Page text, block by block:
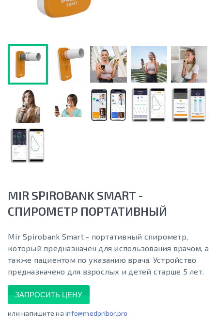
MIR SPIROBANK SMART -
СПИРОМЕТР ПОРТАТИВНЫЙ
Mir Spirobank Smart - портативный спирометр,
который предназначен для использования врачом, а
также пациентом по указанию врача. Устройство
предназначено для взрослых и детей старше 5 лет.
ЗАПРОСИТЬ ЦЕНУ
или напишите на info@medpribor.pro